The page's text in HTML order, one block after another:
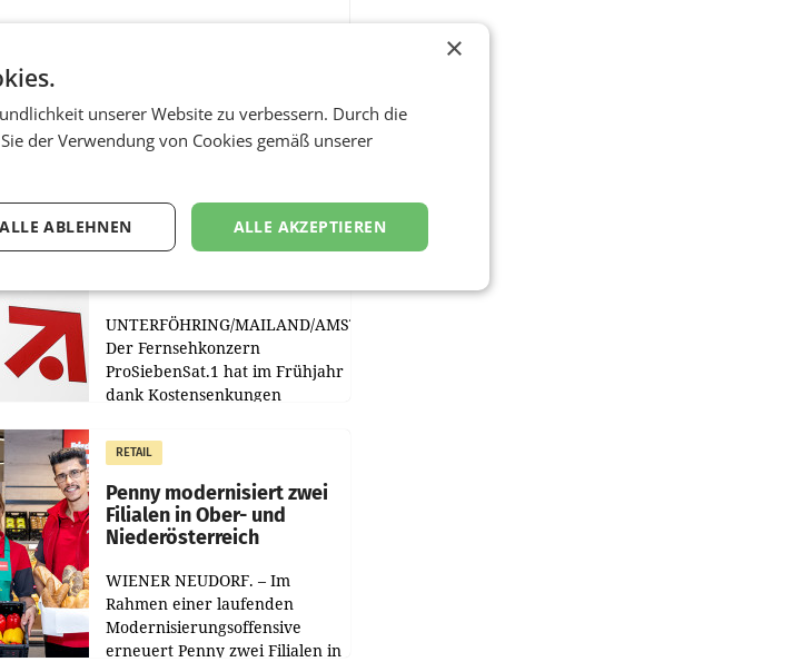
ProSiebenSat.1 spart und
macht überraschend viel
UNTERFÖHRING/MAILAND/AMSTERDAM.
Der Fernsehkonzern
ProSiebenSat.1 hat im Frühjahr
dank Kostensenkungen
gemacht und die
Markterwartung deutlich
übertroffen.
RETAIL
Penny modernisiert zwei
Filialen in Ober- und
Niederösterreich
WIENER NEUDORF. – Im
Rahmen einer laufenden
Modernisierungsoffensive
erneuert Penny zwei Filialen in
×
unserer Website zu verbessern. Durch die
der Verwendung von Cookies gemäß unserer
ALLE AKZEPTIEREN
ALLE ABLEHNEN